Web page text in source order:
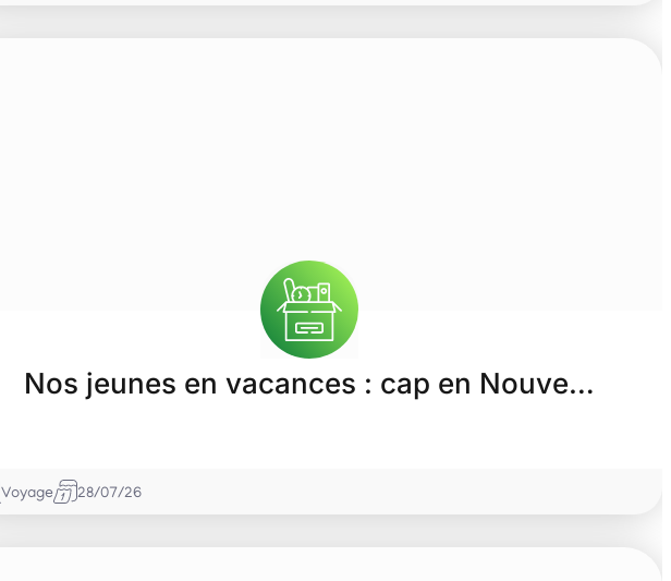
Nos jeunes en vacances : cap en Nouve…
Voyage 28/07/26